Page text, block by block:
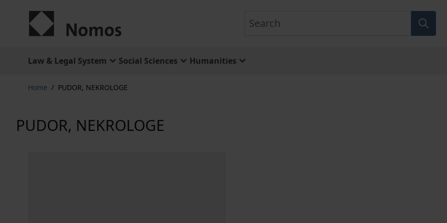
Law & Legal System Social Sciences Humanities
Home / PUDOR, NEKROLOGE
PUDOR, NEKROLOGE